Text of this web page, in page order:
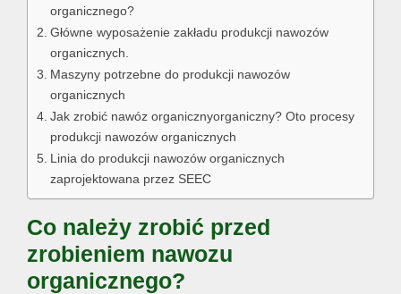
organicznego?
Główne wyposażenie zakładu produkcji nawozów
organicznych.
Maszyny potrzebne do produkcji nawozów
organicznych
Jak zrobić nawóz organicznyorganiczny? Oto procesy
produkcji nawozów organicznych
Linia do produkcji nawozów organicznych
zaprojektowana przez SEEC
Co należy zrobić przed
zrobieniem nawozu
organicznego?